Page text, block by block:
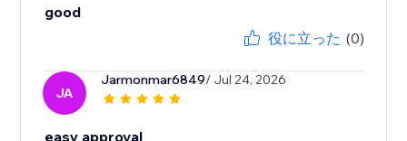
good
役に立った (0)
JA
Jarmonmar6849/ Jul 24, 2026
easy approval